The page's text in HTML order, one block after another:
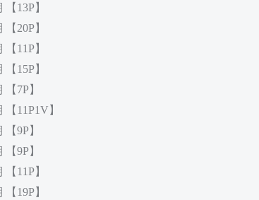
13P】
20P】
11P】
15P】
7P】
11P1V】
9P】
9P】
11P】
19P】